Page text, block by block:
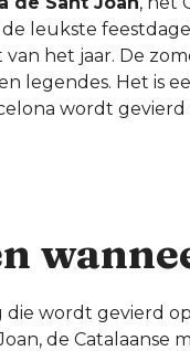
leukste
het jaar. De
legendes. Het is
wordt
die wordt gevierd
de Catalaanse